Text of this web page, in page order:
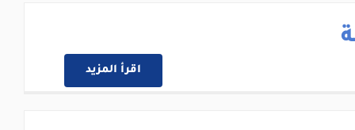
اقرأ المزيد